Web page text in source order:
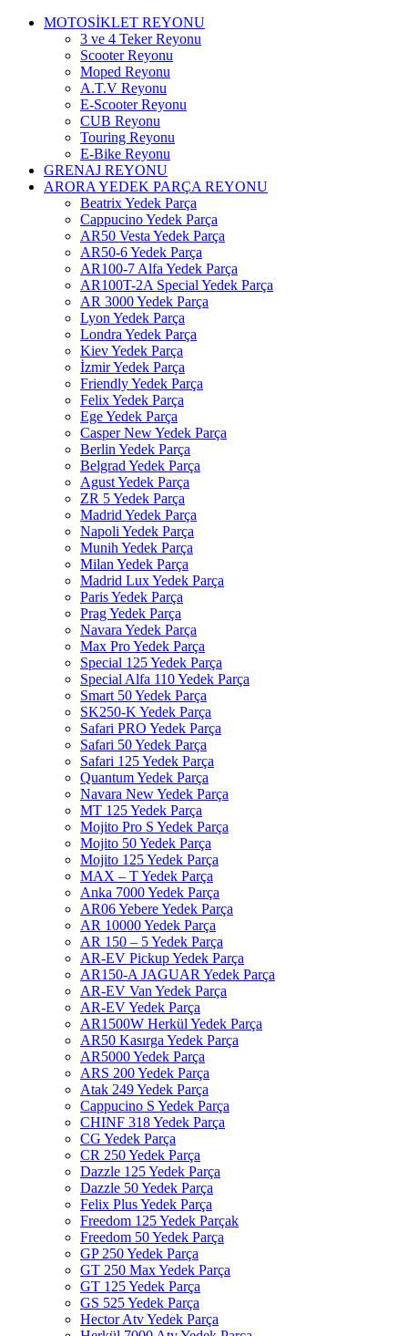
MOTOSİKLET REYONU
3 ve 4 Teker Reyonu
Scooter Reyonu
Moped Reyonu
A.T.V Reyonu
E-Scooter Reyonu
CUB Reyonu
Touring Reyonu
E-Bike Reyonu
GRENAJ REYONU
ARORA YEDEK PARÇA REYONU
Beatrix Yedek Parça
Cappucino Yedek Parça
AR50 Vesta Yedek Parça
AR50-6 Yedek Parça
AR100-7 Alfa Yedek Parça
AR100T-2A Special Yedek Parça
AR 3000 Yedek Parça
Lyon Yedek Parça
Londra Yedek Parça
Kiev Yedek Parça
İzmir Yedek Parça
Friendly Yedek Parça
Felix Yedek Parça
Ege Yedek Parça
Casper New Yedek Parça
Berlin Yedek Parça
Belgrad Yedek Parça
Agust Yedek Parça
ZR 5 Yedek Parça
Madrid Yedek Parça
Napoli Yedek Parça
Munih Yedek Parça
Milan Yedek Parça
Madrid Lux Yedek Parça
Paris Yedek Parça
Prag Yedek Parça
Navara Yedek Parça
Max Pro Yedek Parça
Special 125 Yedek Parça
Special Alfa 110 Yedek Parça
Smart 50 Yedek Parça
SK250-K Yedek Parça
Safari PRO Yedek Parça
Safari 50 Yedek Parça
Safari 125 Yedek Parça
Quantum Yedek Parça
Navara New Yedek Parça
MT 125 Yedek Parça
Mojito Pro S Yedek Parça
Mojito 50 Yedek Parça
Mojito 125 Yedek Parça
MAX – T Yedek Parça
Anka 7000 Yedek Parça
AR06 Yebere Yedek Parça
AR 10000 Yedek Parça
AR 150 – 5 Yedek Parça
AR-EV Pickup Yedek Parça
AR150-A JAGUAR Yedek Parça
AR-EV Van Yedek Parça
AR-EV Yedek Parça
AR1500W Herkül Yedek Parça
AR50 Kasırga Yedek Parça
AR5000 Yedek Parça
ARS 200 Yedek Parça
Atak 249 Yedek Parça
Cappucino S Yedek Parça
CHINF 318 Yedek Parça
CG Yedek Parça
CR 250 Yedek Parça
Dazzle 125 Yedek Parça
Dazzle 50 Yedek Parça
Felix Plus Yedek Parça
Freedom 125 Yedek Parçak
Freedom 50 Yedek Parça
GP 250 Yedek Parça
GT 250 Max Yedek Parça
GT 125 Yedek Parça
GS 525 Yedek Parça
Hector Atv Yedek Parça